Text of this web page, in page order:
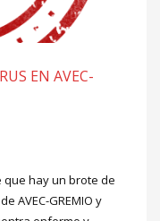
EN AVEC-
hay un brote de
AVEC-GREMIO y